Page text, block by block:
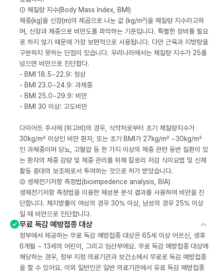
① 체질량 지수(Body Mass Index, BMI)
체중(kg)을 신장(m)의 제곱으로 나눈 값 (kg/m²)을 체질량 지수라고하
며, 신장과 체중으로 비만도를 파악하는 기준입니다. 특별한 장비를 필요
로 하지 않기 때문에 가장 보편적으로 사용됩니다. 다만 근육과 지방량을
구분하지 못하는 단점이 있습니다. 우리나라에서는 체질량 지수가 25를
넘으면 비만으로 진단합다.
- BMI 18.5~22.9: 정상
- BMI 23.0~24.9: 과체중
- BMI 25.0~29.9: 비만
- BMI 30 이상: 고도비만
다이어트 주사제 (위고비)의 경우, 식약처로부터 초기 체질량지수가
30kg/m² 이상인 비만 환자, 또는 초기 BMI가 27kg/m² ~30kg/m²
인 과체중이며 당뇨, 고혈압 등 한 가지 이상의 체중 관련 동반 질환이 있
는 환자의 체중 감량 및 체중 관리를 위해 칼로리 저감 식이요법 및 신체
활동 증대의 보조제로서 투여하는 것으로 허가 받았습니다.
② 생체전기저항 측정법(bioimpedence analysis, BIA)
생체전기저항 측정법을 이용한 체성분 분석 결과를 사용하여 비만을 진
단합니다. 체지방률이 여성의 경우 30% 이상, 남성의 경우 25% 이상
일 때 비만으로 진단합니다.
무료 독감 예방접종 대상
정부에서 제공하는 무료 독감 예방접종 대상은 65세 이상 어르신, 생후
6개월 ~ 13세의 어린이, 그리고 임산부에요. 무료 독감 예방접종 대상에
해당하는 경우, 정부 지정 의료기관과 보건소에서 무료로 독감 예방접종
을 할 수 있어요. 이외 일반인은 일반 의료기관에서 유료 독감 예방접종